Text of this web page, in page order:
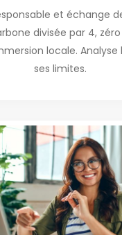
et échange
divisée par 4,
locale.
ses limites.